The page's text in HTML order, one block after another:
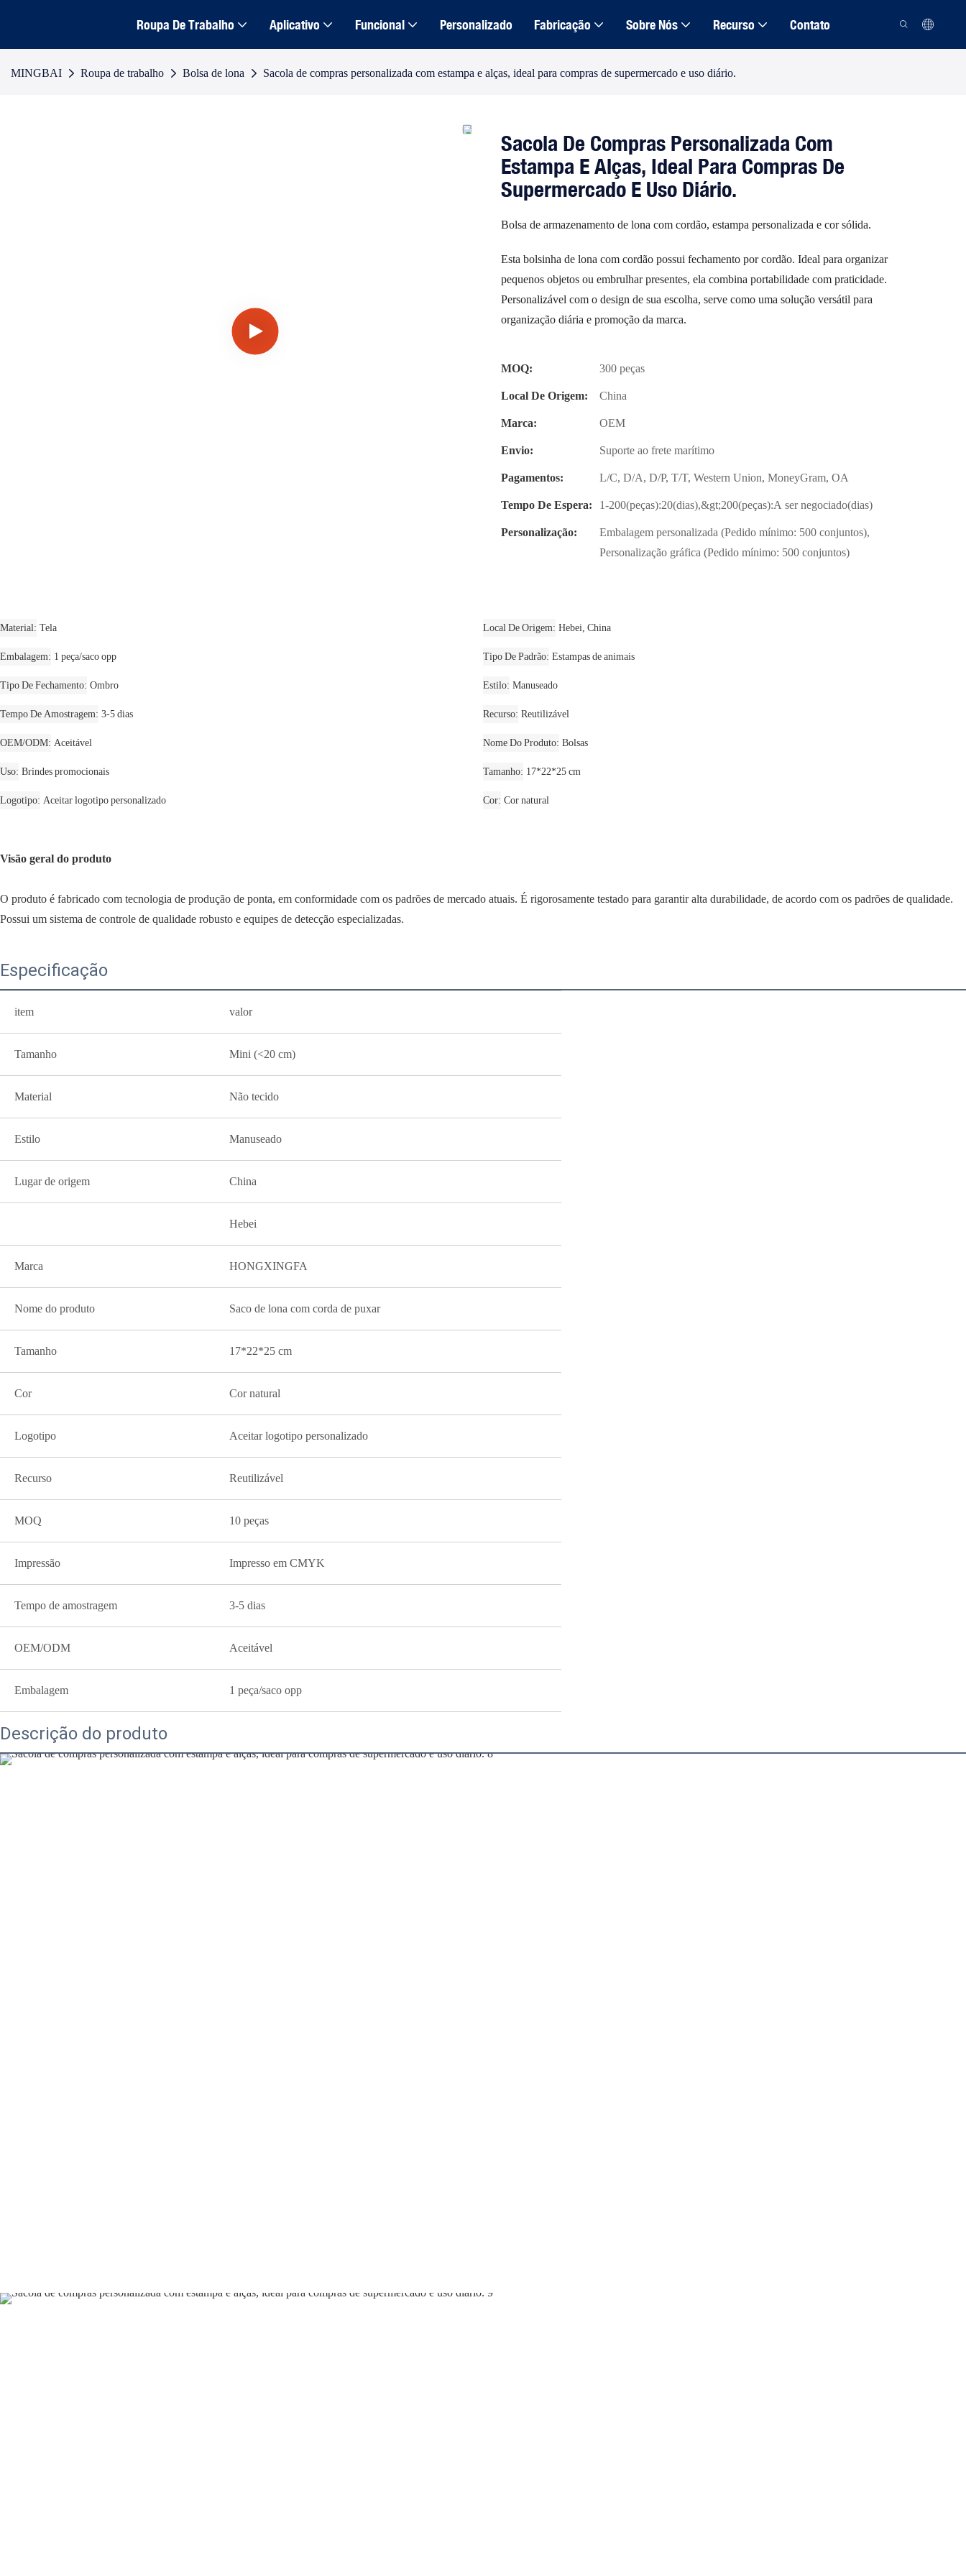
Roupa De Trabalho Aplicativo Funcional Personalizado Fabricação Sobre Nós Recurso Contato
MINGBAI Roupa de trabalho Bolsa de lona Sacola de compras personalizada com estampa e alças, ideal para compras de supermercado e uso diário.
Sacola De Compras Personalizada Com
Estampa E Alças, Ideal Para Compras De
Supermercado E Uso Diário.
Bolsa de armazenamento de lona com cordão, estampa personalizada e cor sólida.
Esta bolsinha de lona com cordão possui fechamento por cordão. Ideal para organizar
pequenos objetos ou embrulhar presentes, ela combina portabilidade com praticidade.
Personalizável com o design de sua escolha, serve como uma solução versátil para
organização diária e promoção da marca.
MOQ:
300 peças
Local De Origem:
China
Marca:
OEM
Envio:
Suporte ao frete marítimo
Pagamentos:
L/C, D/A, D/P, T/T, Western Union, MoneyGram, OA
Tempo De Espera:
1-200(peças):20(dias),&gt;200(peças):A ser negociado(dias)
Personalização:
Embalagem personalizada (Pedido mínimo: 500 conjuntos),
Personalização gráfica (Pedido mínimo: 500 conjuntos)
Material Tela Local De Origem Hebei, China
Embalagem 1 peça/saco opp Tipo De Padrão Estampas de animais
Tipo De Fechamento Ombro Estilo Manuseado
Tempo De Amostragem 3-5 dias Recurso Reutilizável
OEM/ODM Aceitável Nome Do Produto Bolsas
Uso Brindes promocionais Tamanho 17*22*25 cm
Logotipo Aceitar logotipo personalizado Cor Cor natural
Visão geral do produto
O produto é fabricado com tecnologia de produção de ponta, em conformidade com os padrões de mercado atuais. É rigorosamente testado para garantir alta durabilidade, de acordo com os padrões de qualidade.
Possui um sistema de controle de qualidade robusto e equipes de detecção especializadas.
Especificação
item valor
Tamanho Mini (<20 cm)
Material Não tecido
Estilo Manuseado
Lugar de origem China
Hebei
Marca HONGXINGFA
Nome do produto Saco de lona com corda de puxar
Tamanho 17*22*25 cm
Cor Cor natural
Logotipo Aceitar logotipo personalizado
Recurso Reutilizável
MOQ 10 peças
Impressão Impresso em CMYK
Tempo de amostragem 3-5 dias
OEM/ODM Aceitável
Embalagem 1 peça/saco opp
Descrição do produto